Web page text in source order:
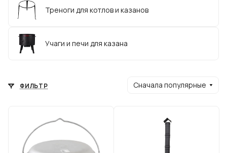
Треноги для котлов и казанов
Учаги и печи для казана
ФИЛЬТР Сначала популярные